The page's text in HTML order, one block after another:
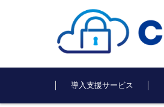
コンテンツに移動
導入支援サービス